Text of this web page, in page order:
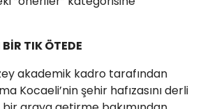
TIK ÖTEDE
akademik kadro tarafından
Kocaeli’nin şehir hafızasını derli